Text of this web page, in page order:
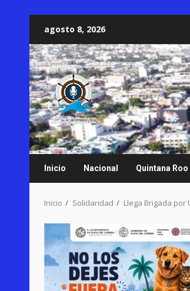
contenido
agosto 8, 2026
Inicio Nacional Quintana Roo
Inicio Solidaridad Llega Brigada por